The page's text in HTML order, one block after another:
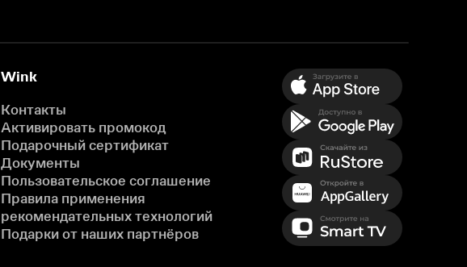
Wink
Контакты
Активировать промокод
Подарочный сертификат
Документы
Пользовательское соглашение
Правила применения
рекомендательных технологий
Подарки от наших партнёров